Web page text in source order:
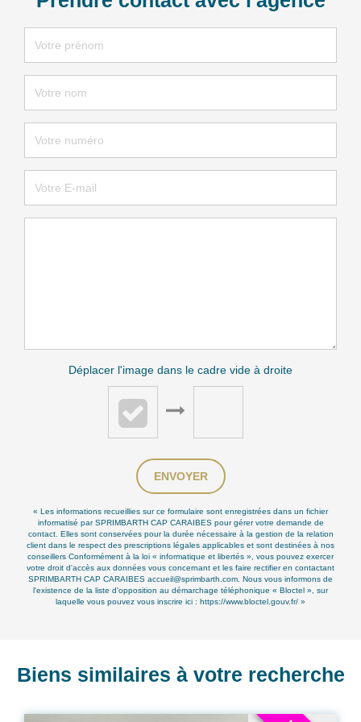
Déplacer l'image dans le cadre vide à droite
ENVOYER
« Les informations recueillies sur ce formulaire sont enregistrées dans un fichier
informatisé par SPRIMBARTH CAP CARAIBES pour gérer votre demande de
contact. Elles sont conservées pour la durée nécessaire à la gestion de la relation
client dans le respect des prescriptions légales applicables et sont destinées à nos
conseillers Conformément à la loi « informatique et libertés », vous pouvez exercer
votre droit d'accès aux données vous concernant et les faire rectifier en contactant
SPRIMBARTH CAP CARAIBES accueil@sprimbarth.com. Nous vous informons de
l'existence de la liste d'opposition au démarchage téléphonique « Bloctel », sur
laquelle vous pouvez vous inscrire ici : https://www.bloctel.gouv.fr/ »
Biens similaires à votre recherche